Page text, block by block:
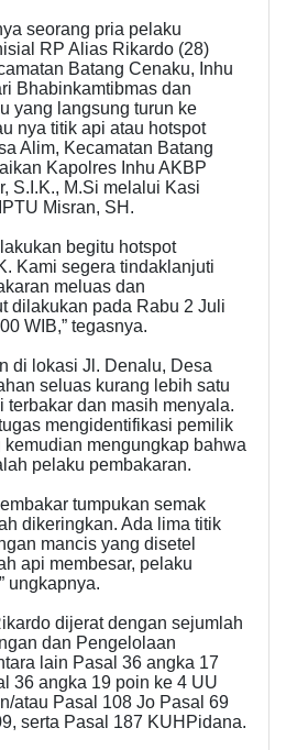
seorang pria pelaku
RP Alias Rikardo (28)
Batang Cenaku, Inhu
Bhabinkamtibmas dan
yang langsung turun ke
nya titik api atau hotspot
Alim, Kecamatan Batang
Kapolres Inhu AKBP
S.I.K., M.Si melalui Kasi
Misran, SH.
begitu hotspot
Kami segera tindaklanjuti
meluas dan
dilakukan pada Rabu 2 Juli
WIB,” tegasnya.
di lokasi Jl. Denalu, Desa
seluas kurang lebih satu
terbakar dan masih menyala.
mengidentifikasi pemilik
kemudian mengungkap bahwa
pelaku pembakaran.
tumpukan semak
dikeringkan. Ada lima titik
mancis yang disetel
api membesar, pelaku
ungkapnya.
dijerat dengan sejumlah
dan Pengelolaan
lain Pasal 36 angka 17
36 angka 19 poin ke 4 UU
atau Pasal 108 Jo Pasal 69
serta Pasal 187 KUHPidana.